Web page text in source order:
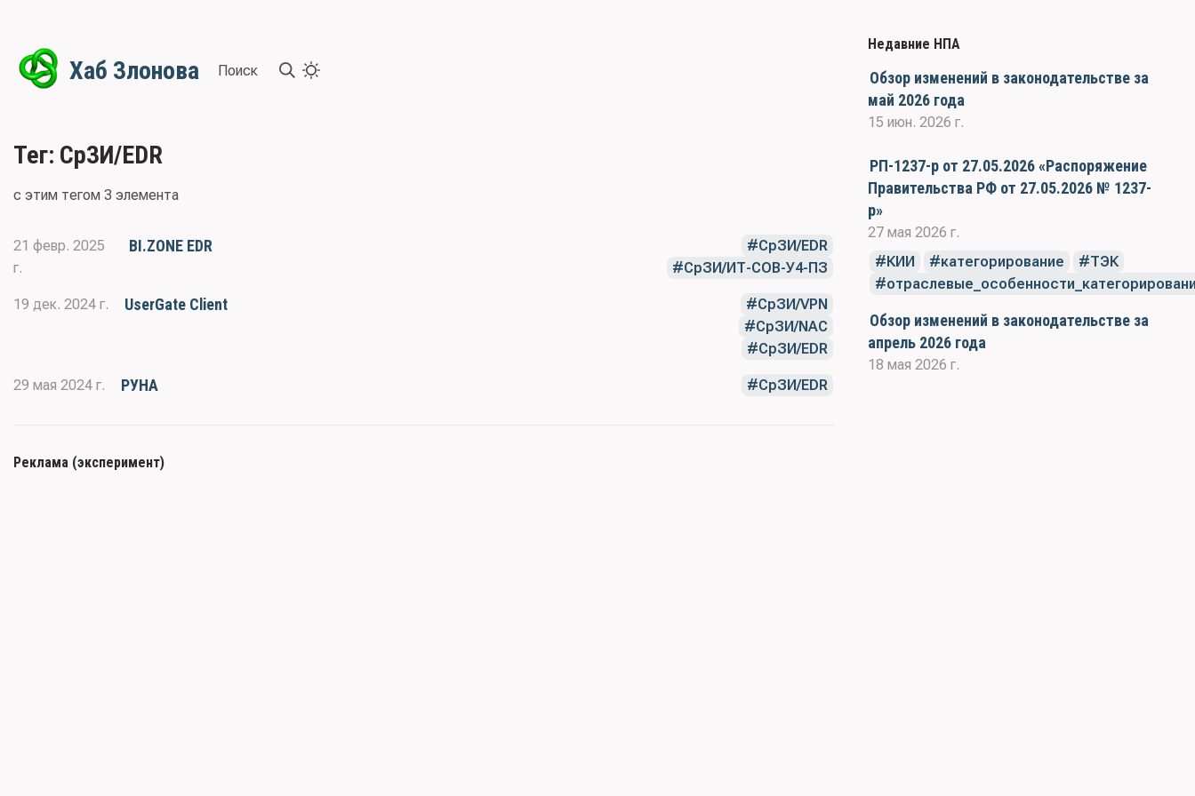
Хаб Злонова Поиск
Тег: СрЗИ/EDR
с этим тегом 3 элемента
21 февр. 2025
г.
BI.ZONE EDR
СрЗИ/EDR
СрЗИ/ИТ-СОВ-У4-ПЗ
19 дек. 2024 г. UserGate Client
СрЗИ/VPN
СрЗИ/NAC
СрЗИ/EDR
29 мая 2024 г. РУНА СрЗИ/EDR
Реклама (эксперимент)
Недавние НПА
Обзор изменений в законодательстве за
май 2026 года
15 июн. 2026 г.
РП-1237-р от 27.05.2026 «Распоряжение
Правительства РФ от 27.05.2026 № 1237-
р»
27 мая 2026 г.
КИИ
категорирование
ТЭК
Обзор изменений в законодательстве за
апрель 2026 года
18 мая 2026 г.